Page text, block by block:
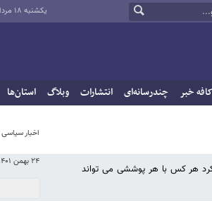
یکشنبه ۱۸ مرداد ۱۴۰۵
کافه خبر چندرسانه‌ای انتشارات وبلاگ استان‌ها
اخبار سیاسی
۲۴ بهمن ۱۴۰۱ - ۰۱:۲۲
هر کس با هر پوششی می تواند